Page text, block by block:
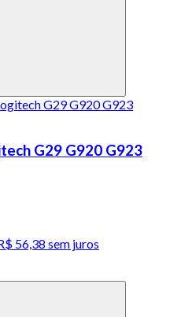
G29 G920 G923
56,38 sem juros